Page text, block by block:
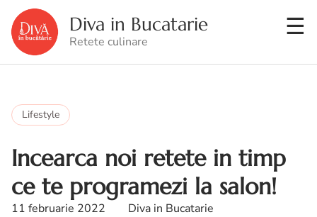
Diva in Bucatarie
Retete culinare
Lifestyle
Incearca noi retete in timp
ce te programezi la salon!
11 februarie 2022 Diva in Bucatarie